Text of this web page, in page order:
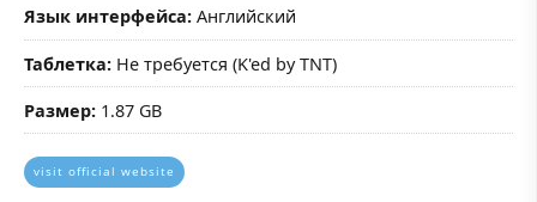
Язык интерфейса: Английский
Таблетка: Не требуется (K'ed by TNT)
Размер: 1.87 GB
visit official website